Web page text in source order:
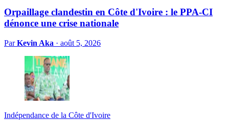
Orpaillage clandestin en Côte d'Ivoire : le PPA-CI
dénonce une crise nationale
ParKevin Aka · août 5, 2026
Indépendance de la Côte d'Ivoire